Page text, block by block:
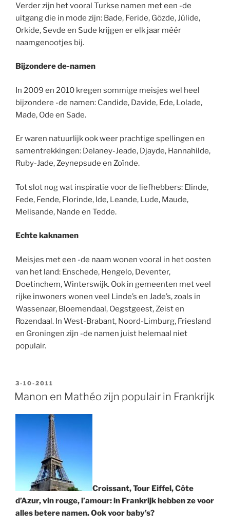
Verder zijn het vooral Turkse namen met een -de
uitgang die in mode zijn: Bade, Feride, Gözde, Jülide,
Orkide, Sevde en Sude krijgen er elk jaar méér
naamgenootjes bij.
Bijzondere de-namen
In 2009 en 2010 kregen sommige meisjes wel heel
bijzondere -de namen: Candide, Davide, Ede, Lolade,
Made, Ode en Sade.
Er waren natuurlijk ook weer prachtige spellingen en
samentrekkingen: Delaney-Jeade, Djayde, Hannahilde,
Ruby-Jade, Zeynepsude en Zoïnde.
Tot slot nog wat inspiratie voor de liefhebbers: Elinde,
Fede, Fende, Florinde, Ide, Leande, Lude, Maude,
Melisande, Nande en Tedde.
Echte kaknamen
Meisjes met een -de naam wonen vooral in het oosten
van het land: Enschede, Hengelo, Deventer,
Doetinchem, Winterswijk. Ook in gemeenten met veel
rijke inwoners wonen veel Linde’s en Jade’s, zoals in
Wassenaar, Bloemendaal, Oegstgeest, Zeist en
Rozendaal. In West-Brabant, Noord-Limburg, Friesland
en Groningen zijn -de namen juist helemaal niet
populair.
GEPLAATST
OP
3-10-2011
Manon en Mathéo zijn populair in Frankrijk
Croissant, Tour Eiffel, Côte
d’Azur, vin rouge, l’amour: in Frankrijk hebben ze voor
alles betere namen. Ook voor baby’s?